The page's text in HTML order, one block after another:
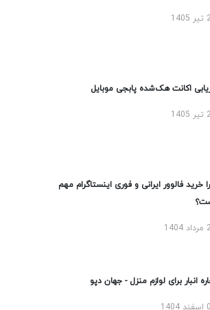
اکانت هک‌شده پابجی موبایل
خرید فالوور ایرانی و فوری اینستاگرام مهم
انبار برای لوازم منزل - جهان دپو